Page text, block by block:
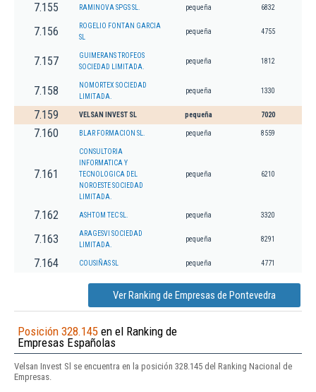
7.155 RAMINOVA SPGS SL. pequeña 6832
7.156
ROGELIO FONTAN GARCIA
SL
pequeña 4755
7.157
GUIMERANS TROFEOS
SOCIEDAD LIMITADA.
pequeña 1812
7.158
NOMORTEX SOCIEDAD
LIMITADA.
pequeña 1330
7.159 VELSAN INVEST SL pequeña 7020
7.160 BLAR FORMACION SL. pequeña 8559
7.161
CONSULTORIA
INFORMATICA Y
TECNOLOGICA DEL
NOROESTE SOCIEDAD
LIMITADA.
pequeña 6210
7.162 ASHTOM TEC SL. pequeña 3320
7.163
ARAGESVI SOCIEDAD
LIMITADA.
pequeña 8291
7.164 COUSIÑAS SL pequeña 4771
Ver Ranking de Empresas de Pontevedra
Posición 328.145 en el Ranking de
Empresas Españolas
Velsan Invest Sl se encuentra en la posición 328.145 del Ranking Nacional de
Empresas.